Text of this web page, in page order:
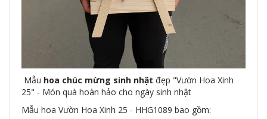
Mẫu hoa chúc mừng sinh nhật đẹp "Vườn Hoa Xinh
25" - Món quà hoàn hảo cho ngày sinh nhật
Mẫu hoa Vườn Hoa Xinh 25 - HHG1089 bao gồm: